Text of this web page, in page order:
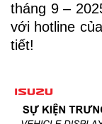
tháng 9 –
với hotline
tiết!